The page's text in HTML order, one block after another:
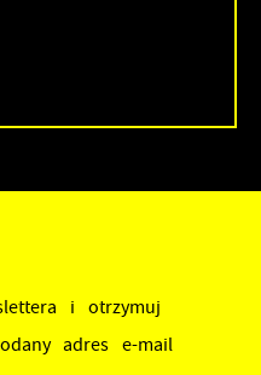
i otrzymuj
adres e-mail